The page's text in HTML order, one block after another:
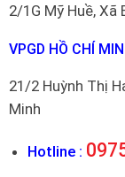
2/1G Mỹ Huề, Xã
VPGD HỒ CHÍ
21/2 Huỳnh Thị
Minh
Hotline :